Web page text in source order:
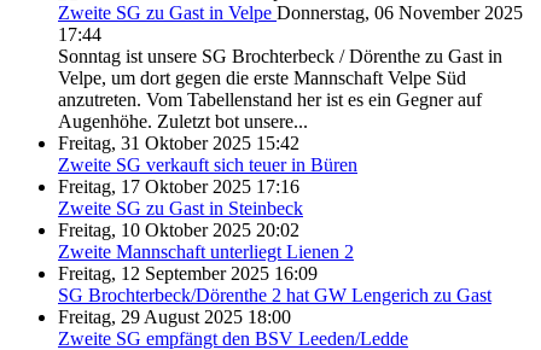
Zweite SG zu Gast in Velpe Donnerstag, 06 November 2025
17:44
Sonntag ist unsere SG Brochterbeck / Dörenthe zu Gast in
Velpe, um dort gegen die erste Mannschaft Velpe Süd
anzutreten. Vom Tabellenstand her ist es ein Gegner auf
Augenhöhe. Zuletzt bot unsere...
Freitag, 31 Oktober 2025 15:42
Zweite SG verkauft sich teuer in Büren
Freitag, 17 Oktober 2025 17:16
Zweite SG zu Gast in Steinbeck
Freitag, 10 Oktober 2025 20:02
Zweite Mannschaft unterliegt Lienen 2
Freitag, 12 September 2025 16:09
SG Brochterbeck/Dörenthe 2 hat GW Lengerich zu Gast
Freitag, 29 August 2025 18:00
Zweite SG empfängt den BSV Leeden/Ledde